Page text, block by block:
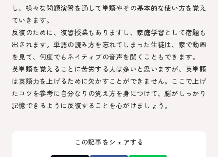
し、様々な問題演習を通して単語やその基本的な使い方を覚え
ていきます。
反復のために、復習授業もありますし、家庭学習として宿題も
出されます。単語の読み方を忘れてしまった生徒は、家で動画
を見て、何度でもネイティブの音声を聞くこともできます。
英単語を覚えることに苦労する人は多いと思いますが、英単語
は英語力を上げるために欠かすことができません。ここで上げ
たコツを参考に自分なりの覚え方を身につけて、脳がしっかり
記憶できるように反復することを心がけましょう。
この記事をシェアする